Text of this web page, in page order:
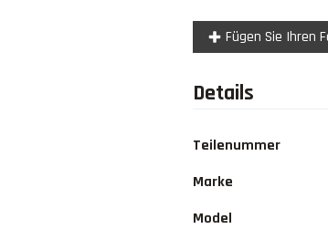
Fügen Sie Ihren
Details
Teilenummer
Marke
Model